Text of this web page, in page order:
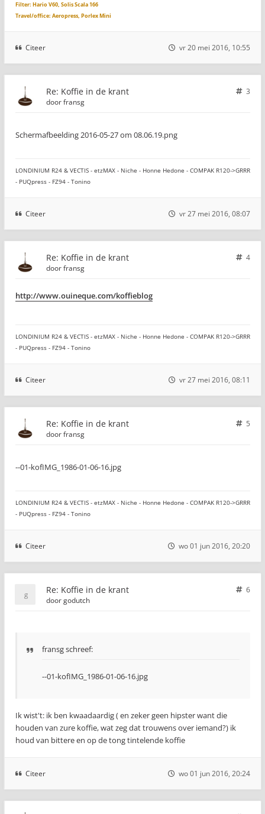
Filter: Hario V60, Solis Scala 166
Travel/office: Aeropress, Porlex Mini
Citeer vr 20 mei 2016, 10:55
Re: Koffie in de krant
3
doorfransg
Schermafbeelding 2016-05-27 om 08.06.19.png
LONDINIUM R24 & VECTIS - etzMAX - Niche - Honne Hedone - COMPAK R120->GRRR
- PUQpress - FZ94 - Tonino
Citeer vr 27 mei 2016, 08:07
Re: Koffie in de krant
4
doorfransg
http://www.ouineque.com/koffieblog
LONDINIUM R24 & VECTIS - etzMAX - Niche - Honne Hedone - COMPAK R120->GRRR
- PUQpress - FZ94 - Tonino
Citeer vr 27 mei 2016, 08:11
Re: Koffie in de krant
5
doorfransg
--01-kofIMG_1986-01-06-16.jpg
LONDINIUM R24 & VECTIS - etzMAX - Niche - Honne Hedone - COMPAK R120->GRRR
- PUQpress - FZ94 - Tonino
Citeer wo 01 jun 2016, 20:20
Re: Koffie in de krant
6
doorgodutch
fransg schreef:
--01-kofIMG_1986-01-06-16.jpg
Ik wist't: ik ben kwaadaardig ( en zeker geen hipster want die
houden van zure koffie, wat zeg dat trouwens over iemand?) ik
houd van bittere en op de tong tintelende koffie
Citeer wo 01 jun 2016, 20:24